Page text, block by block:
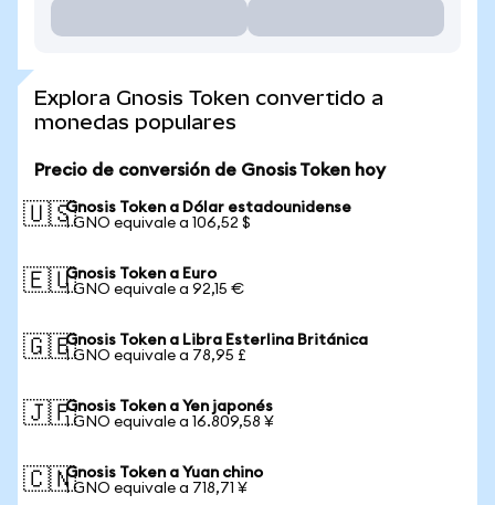
Explora Gnosis Token convertido a
monedas populares
Precio de conversión de Gnosis Token hoy
🇺🇸Gnosis Token a Dólar estadounidense
1 GNO equivale a 106,52 $
🇪🇺Gnosis Token a Euro
1 GNO equivale a 92,15 €
🇬🇧Gnosis Token a Libra Esterlina Británica
1 GNO equivale a 78,95 £
🇯🇵Gnosis Token a Yen japonés
1 GNO equivale a 16.809,58 ¥
🇨🇳Gnosis Token a Yuan chino
1 GNO equivale a 718,71 ¥